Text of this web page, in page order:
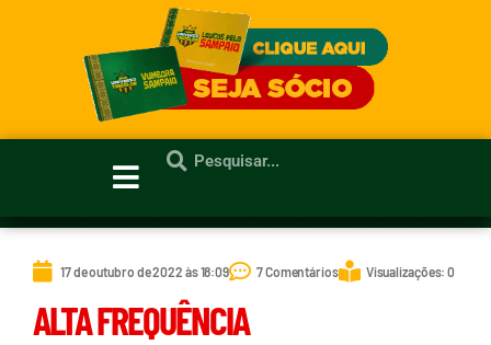
17 de outubro de 2022 às 18:09 7 Comentários Visualizações: 0
ALTA FREQUÊNCIA